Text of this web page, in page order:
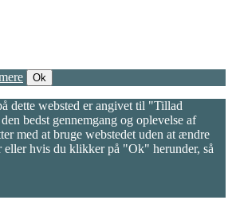
Ok
dette websted er angivet til "Tillad
bedst gennemgang og oplevelse af
med at bruge webstedet uden at ændre
hvis du klikker på "Ok" herunder, så